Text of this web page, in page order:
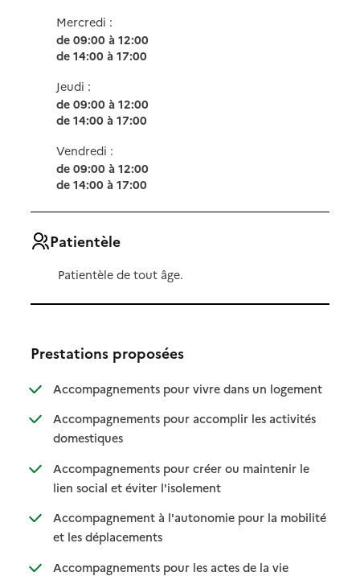
Mercredi :
de 09:00 à 12:00
de 14:00 à 17:00
Jeudi :
de 09:00 à 12:00
de 14:00 à 17:00
Vendredi :
de 09:00 à 12:00
de 14:00 à 17:00
Patientèle
Patientèle de tout âge.
Prestations proposées
Accompagnements pour vivre dans un logement
:
: non
Accompagnements pour accomplir les activités
domestiques: disponible
: non disponible
Accompagnements pour créer ou maintenir le
lien social et éviter l'isolement: disponible
: non disponible
Accompagnement à l'autonomie pour la mobilité
et les déplacements: disponible
: non disponible
Accompagnements pour les actes de la vie